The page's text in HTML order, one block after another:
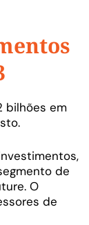
bilhões em
de
O
de